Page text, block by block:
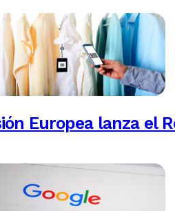
Europea lanza el